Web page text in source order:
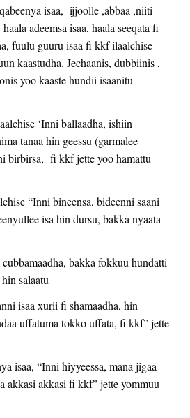
isaa, ijjoolle ,abbaa ,niiti
adeemsa isaa, haala seeqata fi
fuulu guuru isaa fi kkf ilaalchise
kaastudha. Jechaanis, dubbiinis ,
yoo kaaste hundii isaanitu
‘Inni ballaadha, ishiin
tanaa hin geessu (garmalee
birbirsa, fi kkf jette yoo hamattu
“Inni bineensa, bideenni saani
isa hin dursu, bakka nyaata
bakka fokkuu hundatti
salaatu
isaa xurii fi shamaadha, hin
uffatuma tokko uffata, fi kkf” jette
isaa, “Inni hiyyeessa, mana jigaa
akkasi akkasi fi kkf” jette yommuu